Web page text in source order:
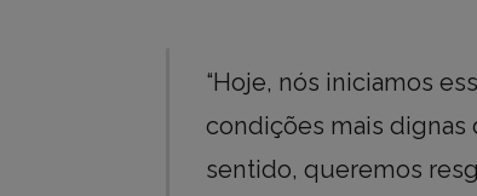
“Hoje, nós iniciamos
condições mais dignas
sentido, queremos